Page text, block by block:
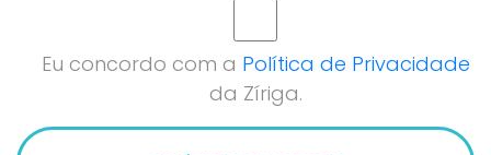
Eu concordo com a Política de Privacidade
da Zíriga.